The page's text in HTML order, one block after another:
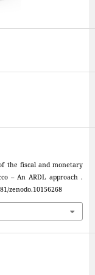
the fiscal and monetary
– An ARDL approach .
zenodo.10156268